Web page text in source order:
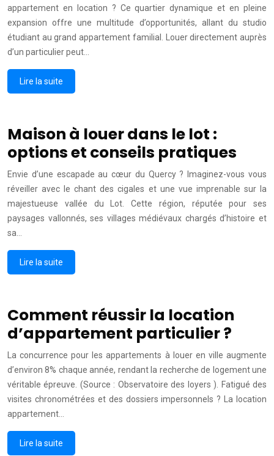
appartement en location ? Ce quartier dynamique et en pleine
expansion offre une multitude d’opportunités, allant du studio
étudiant au grand appartement familial. Louer directement auprès
d’un particulier peut…
Lire la suite
Maison à louer dans le lot :
options et conseils pratiques
Envie d’une escapade au cœur du Quercy ? Imaginez-vous vous
réveiller avec le chant des cigales et une vue imprenable sur la
majestueuse vallée du Lot. Cette région, réputée pour ses
paysages vallonnés, ses villages médiévaux chargés d’histoire et
sa…
Lire la suite
Comment réussir la location
d’appartement particulier ?
La concurrence pour les appartements à louer en ville augmente
d’environ 8% chaque année, rendant la recherche de logement une
véritable épreuve. (Source : Observatoire des loyers ). Fatigué des
visites chronométrées et des dossiers impersonnels ? La location
appartement…
Lire la suite